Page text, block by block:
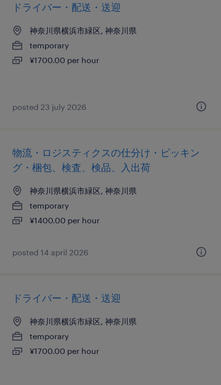
ドライバー・配送・送迎
神奈川県横浜市緑区, 神奈川県
temporary
¥1700.00 per hour
posted 23 july 2026
物流・ロジスティクスの仕分け・ピッキン
グ・梱包、検査、検品、入出荷
神奈川県横浜市緑区, 神奈川県
temporary
¥1400.00 per hour
posted 14 april 2026
ドライバー・配送・送迎
神奈川県横浜市緑区, 神奈川県
temporary
¥1700.00 per hour